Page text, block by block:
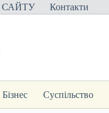
САЙТУ Контакти
Бізнес Суспільство